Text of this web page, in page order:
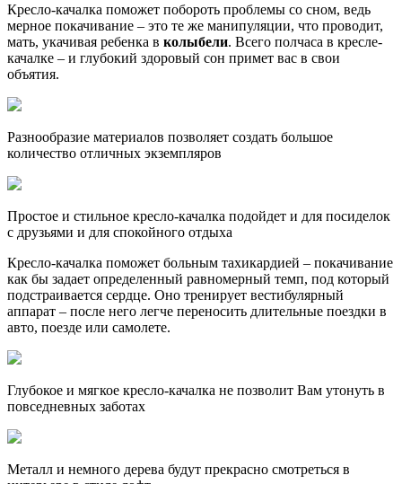
Кресло-качалка поможет побороть проблемы со сном, ведь
мерное покачивание – это те же манипуляции, что проводит,
мать, укачивая ребенка в колыбели. Всего полчаса в кресле-
качалке – и глубокий здоровый сон примет вас в свои
объятия.
Разнообразие материалов позволяет создать большое
количество отличных экземпляров
Простое и стильное кресло-качалка подойдет и для посиделок
с друзьями и для спокойного отдыха
Кресло-качалка поможет больным тахикардией – покачивание
как бы задает определенный равномерный темп, под который
подстраивается сердце. Оно тренирует вестибулярный
аппарат – после него легче переносить длительные поездки в
авто, поезде или самолете.
Глубокое и мягкое кресло-качалка не позволит Вам утонуть в
повседневных заботах
Металл и немного дерева будут прекрасно смотреться в